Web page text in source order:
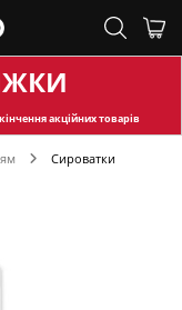
акційних товарів
Сироватки